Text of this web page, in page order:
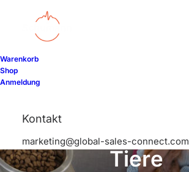
Warenkorb
Shop
Anmeldung
Kontakt
marketing@global-sales-connect.com
Tiere